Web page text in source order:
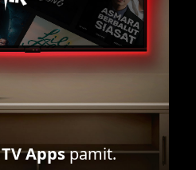
Appspamit.